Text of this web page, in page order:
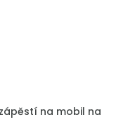
zápěstí na mobil na